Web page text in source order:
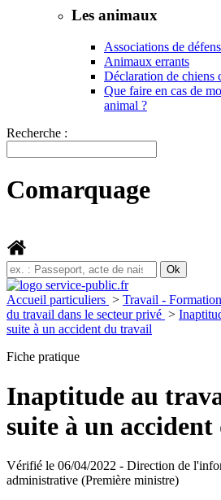
Les animaux
Associations de
Animaux errants
Déclaration de chiens
Que faire en cas de
animal ?
Recherche :
Comarquage
Accueil particuliers > Travail - Formation
du travail dans le secteur privé >
suite à un accident du travail
Fiche pratique
Inaptitude au
suite à un
Vérifié le 06/04/2022 - Direction de
administrative (Première ministre)